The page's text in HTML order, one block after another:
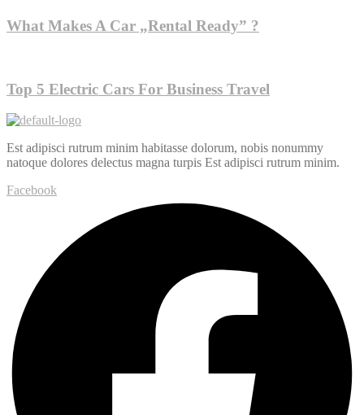
What Makes A Car „Rental Ready” ?
Top 5 Electric Cars For Business Travel
Est adipisci rutrum minim habitasse dolorum, nobis nonummy
natoque dolores delectus magna turpis Est adipisci rutrum minim.
Facebook